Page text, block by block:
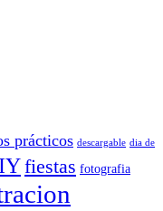
prácticos descargable dia de
fiestas fotografia